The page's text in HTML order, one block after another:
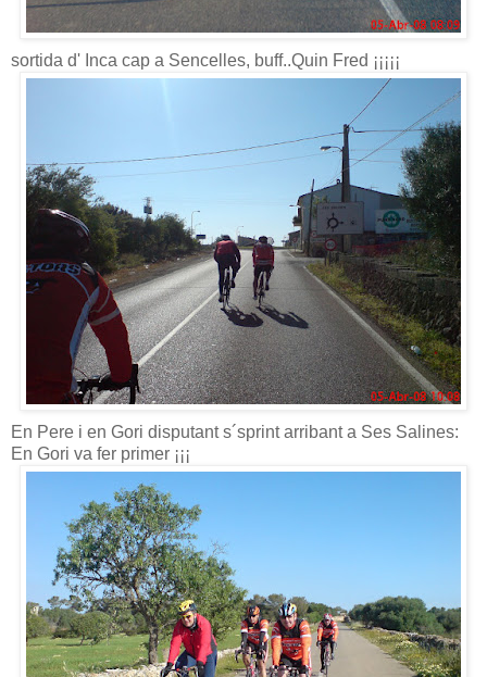
sortida d' Inca cap a Sencelles, buff..Quin Fred ¡¡¡¡¡
En Pere i en Gori disputant s´sprint arribant a Ses Salines:
En Gori va fer primer ¡¡¡